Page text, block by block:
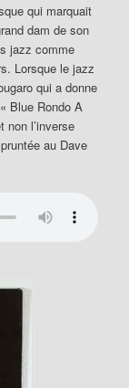
qui marquait
dam de son
jazz comme
Lorsque le jazz
qui a donne
Blue Rondo A
non l’inverse
au Dave